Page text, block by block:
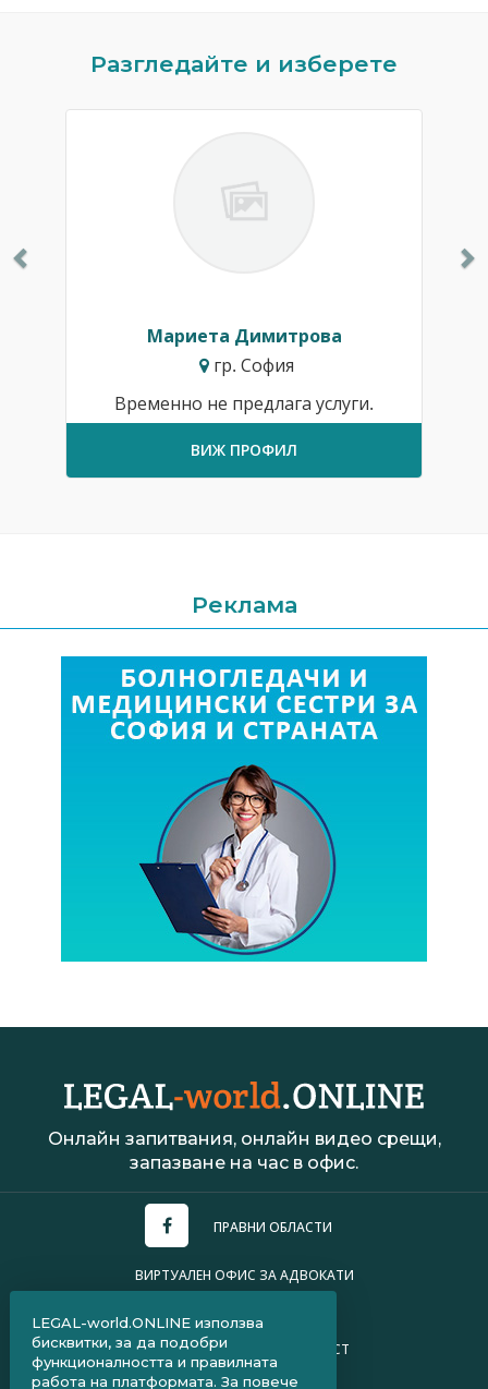
Разгледайте и изберете
Мариета Димитрова
гр. София
Временно не предлага услуги.
ВИЖ ПРОФИЛ
Реклама
Онлайн запитвания, онлайн видео срещи,
запазване на час в офис.
ПРАВНИ ОБЛАСТИ
ВИРТУАЛЕН ОФИС ЗА АДВОКАТИ
ПОЛИТИКА ЗА ПОВЕРИТЕЛНОСТ
LEGAL-world.ONLINE използва
бисквитки, за да подобри
функционалността и правилната
работа на платформата. За повече